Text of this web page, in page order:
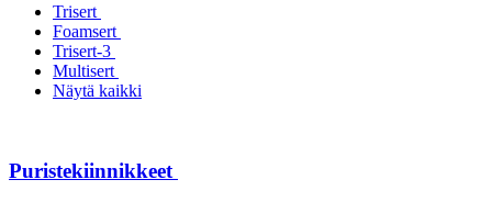
Trisert
Foamsert
Trisert-3
Multisert
Näytä kaikki
Puristekiinnikkeet